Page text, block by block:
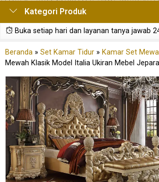
Kategori Produk
Buka setiap hari dan layanan tanya jawab
Beranda » Set Kamar Tidur » Kamar Set
Mewah Klasik Model Italia Ukiran Mebel